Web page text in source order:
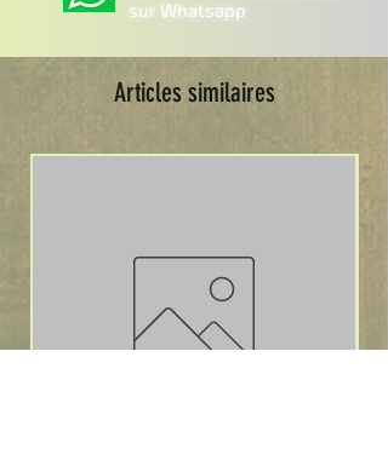
sur Whatsapp
Articles similaires